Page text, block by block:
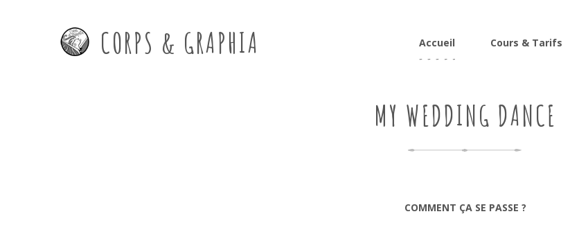
CORPS & GRAPHIA Accueil Cours & Tarifs
MY WEDDING DANCE
COMMENT ÇA SE PASSE ?